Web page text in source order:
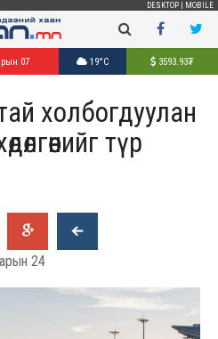
DESKTOP MOBILE
07 19°C 3593.93₮
холбогдуулан
түр
24